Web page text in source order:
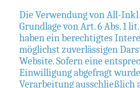
Die Verwendung von All-
Grundlage von Art. 6 Abs. 1
haben ein berechtigtes
möglichst zuverlässigen
Website. Sofern eine
Einwilligung abgefragt
Verarbeitung ausschließlich